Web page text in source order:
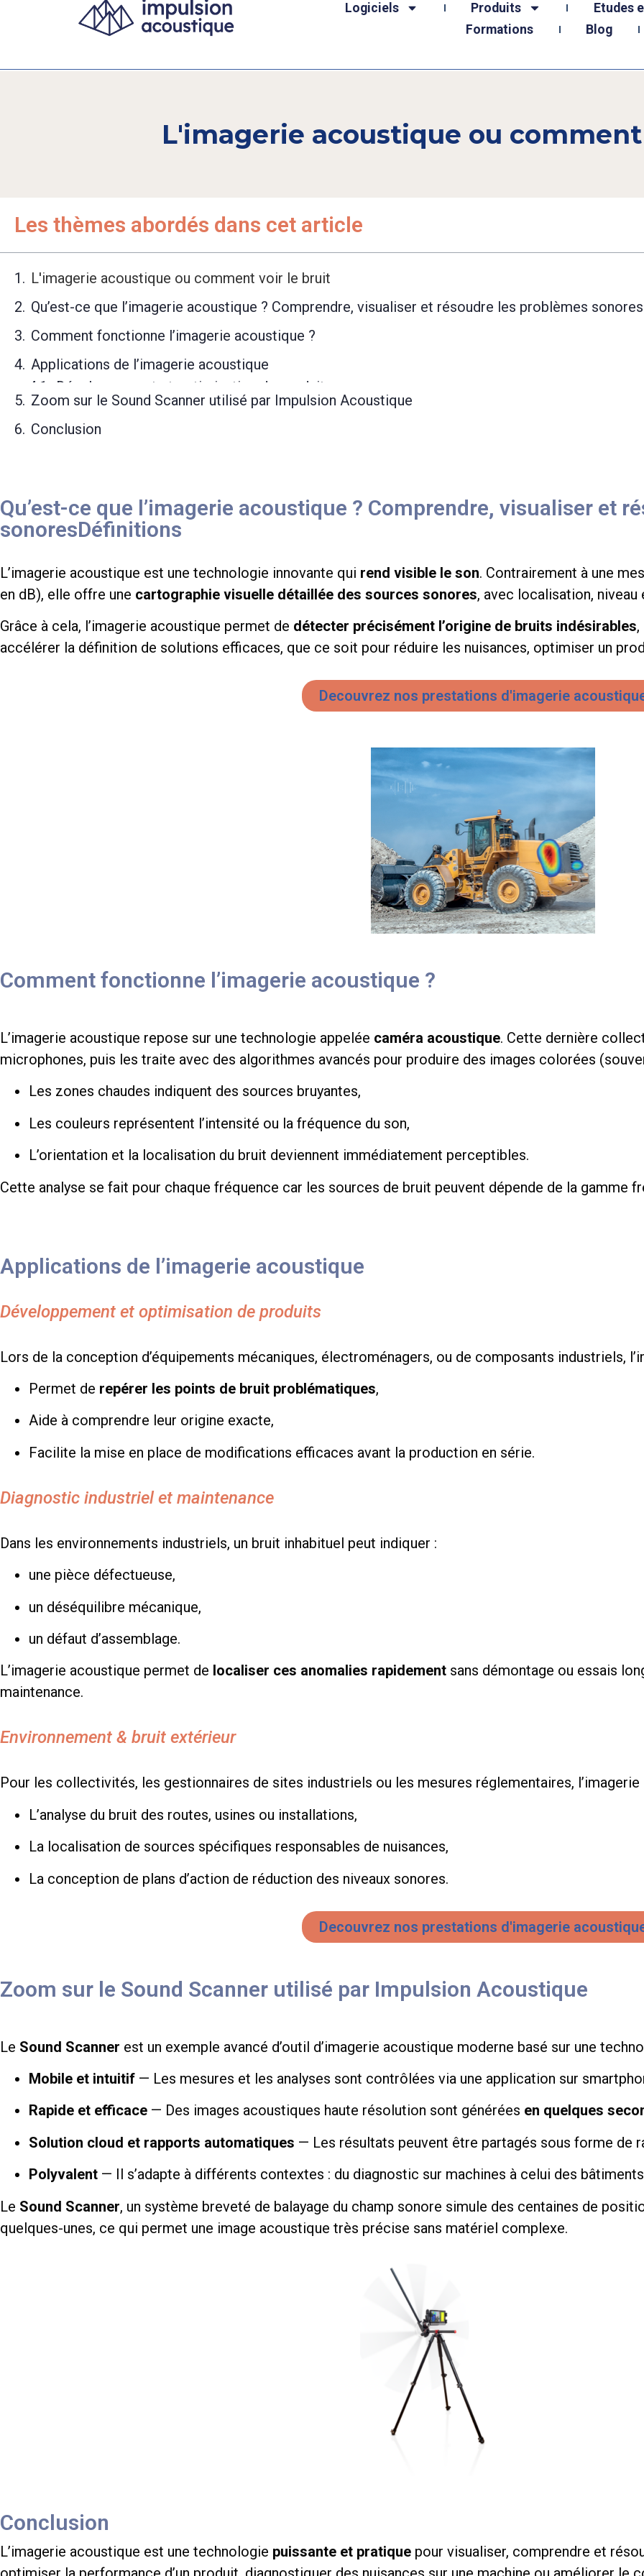
Logiciels Produits
Etudes
Formations
Blog
L'imagerie acoustique ou
Les thèmes abordés dans cet article
L'imagerie acoustique ou comment voir le bruit
Qu’est-ce que l’imagerie acoustique ? Comprendre, visualiser et résoudre les problèmes
Comment fonctionne l’imagerie acoustique ?
Applications de l’imagerie acoustique
Zoom sur le Sound Scanner utilisé par Impulsion Acoustique
Conclusion
Qu’est-ce que l’imagerie acoustique ? Comprendre, visualiser et
sonoresDéfinitions
L’imagerie acoustique est une technologie innovante qui rend visible le son . Contrairement à une
en dB), elle offre une cartographie visuelle détaillée des sources sonores , avec localisation,
Grâce à cela, l’imagerie acoustique permet de détecter précisément l’origine de bruits indésirables
accélérer la définition de solutions efficaces, que ce soit pour réduire les nuisances, optimiser un
Decouvrez nos prestations d'imagerie
Comment fonctionne l’imagerie acoustique ?
L’imagerie acoustique repose sur une technologie appelée caméra acoustique . Cette dernière
microphones, puis les traite avec des algorithmes avancés pour produire des images colorées
Les zones chaudes indiquent des sources bruyantes,
Les couleurs représentent l’intensité ou la fréquence du son,
L’orientation et la localisation du bruit deviennent immédiatement perceptibles.
Cette analyse se fait pour chaque fréquence car les sources de bruit peuvent dépende de la gamme
Applications de l’imagerie acoustique
Développement et optimisation de produits
Lors de la conception d’équipements mécaniques, électroménagers, ou de composants industriels,
Permet de repérer les points de bruit problématiques
Aide à comprendre leur origine exacte,
Facilite la mise en place de modifications efficaces avant la production en série.
Diagnostic industriel et maintenance
Dans les environnements industriels, un bruit inhabituel peut indiquer :
une pièce défectueuse,
un déséquilibre mécanique,
un défaut d’assemblage.
L’imagerie acoustique permet de localiser ces anomalies rapidement sans démontage ou essais
maintenance.
Environnement & bruit extérieur
Pour les collectivités, les gestionnaires de sites industriels ou les mesures réglementaires,
L’analyse du bruit des routes, usines ou installations,
La localisation de sources spécifiques responsables de nuisances,
La conception de plans d’action de réduction des niveaux sonores.
Decouvrez nos prestations d'imagerie
Zoom sur le Sound Scanner utilisé par Impulsion Acoustique
Le Sound Scanner est un exemple avancé d’outil d’imagerie acoustique moderne basé sur une
Mobile et intuitif — Les mesures et les analyses sont contrôlées via une application sur
Rapide et efficace — Des images acoustiques haute résolution sont générées en quelques
Solution cloud et rapports automatiques — Les résultats peuvent être partagés sous forme de
Polyvalent — Il s’adapte à différents contextes : du diagnostic sur machines à celui des
Le Sound Scanner , un système breveté de balayage du champ sonore simule des centaines de
quelques-unes, ce qui permet une image acoustique très précise sans matériel complexe.
Conclusion
L’imagerie acoustique est une technologie puissante et pratique pour visualiser, comprendre et
optimiser la performance d’un produit, diagnostiquer des nuisances sur une machine ou améliorer le